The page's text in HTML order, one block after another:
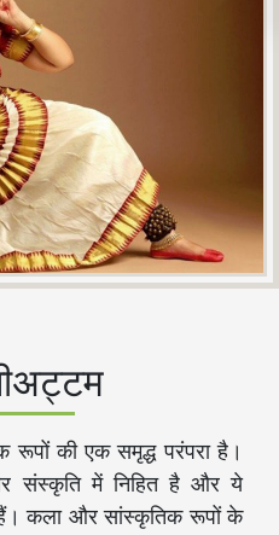
की एक समृद्ध परंपरा है।
संस्कृति में निहित है और ये
कला और सांस्कृतिक रूपों के